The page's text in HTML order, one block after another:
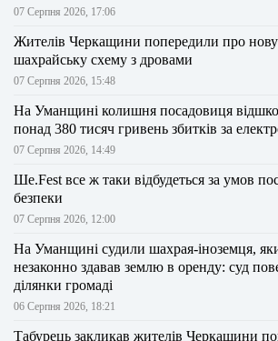
07 Серпня 2026, 17:06
Жителів Черкащини попередили про нову
шахрайську схему з дровами
07 Серпня 2026, 15:48
На Уманщині колишня посадовиця
понад 380 тисяч гривень збитків за
07 Серпня 2026, 14:49
Ше.Fest все ж таки відбудеться за умов
безпеки
07 Серпня 2026, 12:00
На Уманщині судили шахрая-іноземця,
незаконно здавав землю в оренду: суд
ділянки громаді
06 Серпня 2026, 18:21
Табурець закликав жителів Черкащини